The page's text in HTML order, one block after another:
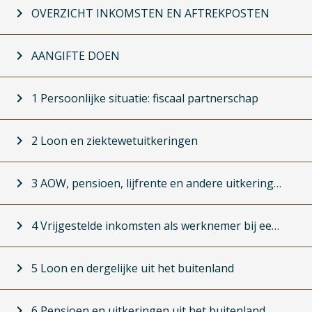
  
 OVERZICHT INKOMSTEN EN AFTREKPOSTEN

Uitvouwen AANGIFTE DOEN
AANGIFTE DOEN

Uitvouwen 1 Persoonlijke situatie: fiscaal
1 Persoonlijke situatie: fiscaal partnerschap

Uitvouwen 2 Loon en ziektewetuitkeringen
2 Loon en ziektewetuitkeringen

Uitvouwen 3 AOW, pensioen, lijfrente en
3 AOW, pensioen, lijfrente en andere uitkeringen

Uitvouwen 4 Vrijgestelde inkomsten als
4 Vrijgestelde inkomsten als werknemer bij een

Uitvouwen 5 Loon en dergelijke uit het
5 Loon en dergelijke uit het buitenland
Uitvouwen 6 Pensioen en uitkeringen uit het